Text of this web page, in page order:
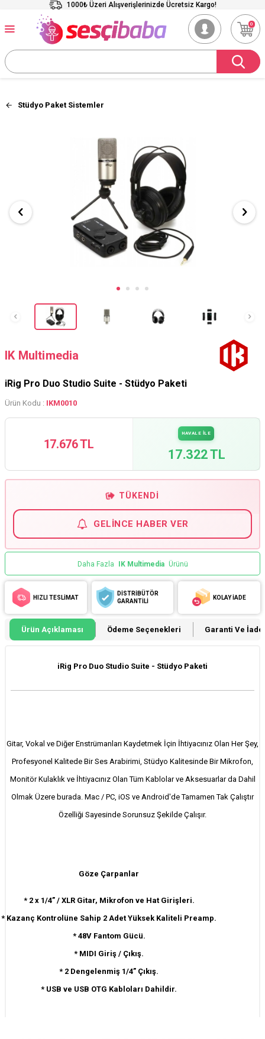
1000₺ Üzeri Alışverişlerinizde Ücretsiz Kargo!
0
Stüdyo Paket Sistemler
IK Multimedia
iRig Pro Duo Studio Suite - Stüdyo Paketi
Ürün Kodu : IKM0010
17.676 TL
HAVALE İLE
17.322 TL
TÜKENDI
GELINCE HABER VER
Daha Fazla IK Multimedia Ürünü
HIZLI TESLİMAT
DİSTRİBÜTÖR
GARANTİLİ
KOLAY İADE
Ürün Açıklaması Ödeme Seçenekleri Garanti Ve İade
iRig Pro Duo Studio Suite - Stüdyo Paketi
Gitar, Vokal ve Diğer Enstrümanları Kaydetmek İçin İhtiyacınız Olan Her Şey,
Profesyonel Kalitede Bir Ses Arabirimi, Stüdyo Kalitesinde Bir Mikrofon,
Monitör Kulaklık ve İhtiyacınız Olan Tüm Kablolar ve Aksesuarlar da Dahil
Olmak Üzere burada. Mac / PC, iOS ve Android'de Tamamen Tak Çalıştır
Özelliği Sayesinde Sorunsuz Şekilde Çalışır.
Göze Çarpanlar
* 2 x 1/4” / XLR Gitar, Mikrofon ve Hat Girişleri.
* Kazanç Kontrolüne Sahip 2 Adet Yüksek Kaliteli Preamp.
* 48V Fantom Gücü.
* MIDI Giriş / Çıkış.
* 2 Dengelenmiş 1/4” Çıkış.
* USB ve USB OTG Kabloları Dahildir.